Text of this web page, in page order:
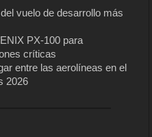
vuelo de desarrollo más
PX-100 para
críticas
entre las aerolíneas en el
2026